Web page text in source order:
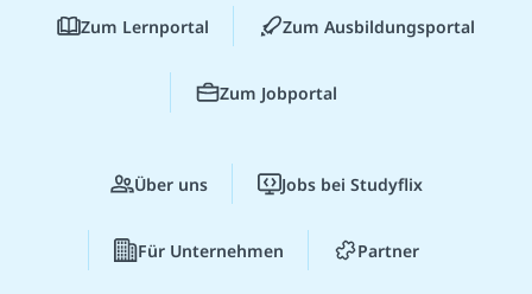
Zum Lernportal Zum Ausbildungsportal
Zum Jobportal
Über uns Jobs bei Studyflix
Für Unternehmen Partner